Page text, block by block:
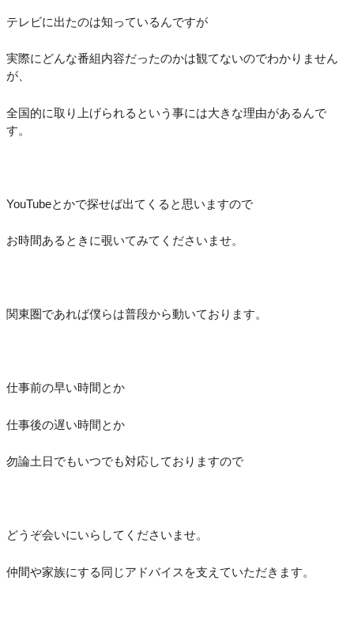
テレビに出たのは知っているんですが
実際にどんな番組内容だったのかは観てないのでわかりません
が、
全国的に取り上げられるという事には大きな理由があるんで
す。
YouTubeとかで探せば出てくると思いますので
お時間あるときに覗いてみてくださいませ。
関東圏であれば僕らは普段から動いております。
仕事前の早い時間とか
仕事後の遅い時間とか
勿論土日でもいつでも対応しておりますので
どうぞ会いにいらしてくださいませ。
仲間や家族にする同じアドバイスを支えていただきます。